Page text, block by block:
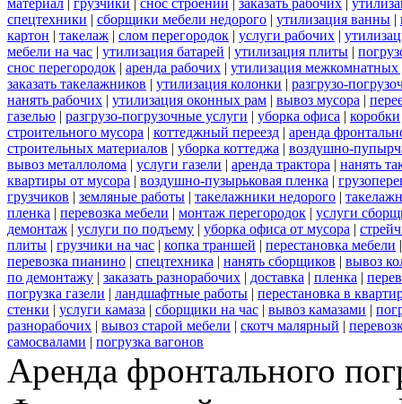
материал | грузчики | снос строений | заказать рабочих |
спецтехники | сборщики мебели недорого | утилизация ванны |
картон | такелаж | слом перегородок | услуги рабочих |
мебели на час | утилизация батарей | утилизация плиты |
снос перегородок | аренда рабочих | утилизация межкомнатных
заказать такелажников | утилизация колонки | разгрузо-
нанять рабочих | утилизация оконных рам | вывоз мусора |
газелью | разгрузо-погрузочные услуги | уборка офиса | коробки
строительного мусора | коттеджный переезд | аренда
строительных материалов | уборка коттеджа | воздушно-
вывоз металлолома | услуги газели | аренда трактора | нанять
квартиры от мусора | воздушно-пузырьковая пленка |
грузчиков | земляные работы | такелажники недорого |
пленка | перевозка мебели | монтаж перегородок | услуги
демонтаж | услуги по подъему | уборка офиса от мусора |
плиты | грузчики на час | копка траншей | перестановка мебели
перевозка пианино | спецтехника | нанять сборщиков | вывоз
по демонтажу | заказать разнорабочих | доставка | пленка |
погрузка газели | ландшафтные работы | перестановка в
стенки | услуги камаза | сборщики на час | вывоз камазами |
разнорабочих | вывоз старой мебели | скотч малярный |
самосвалами | погрузка вагонов
Аренда фронтального